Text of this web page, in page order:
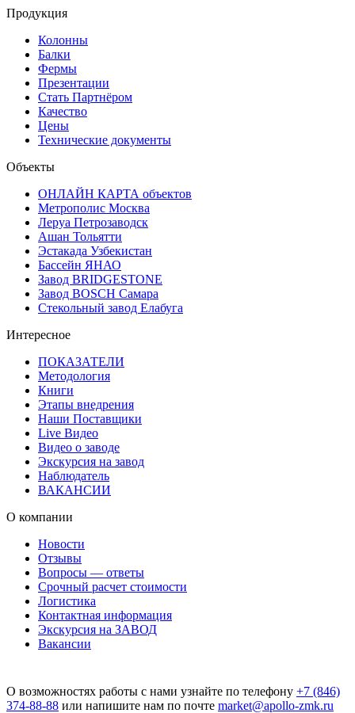
Продукция
Колонны
Балки
Фермы
Презентации
Стать Партнёром
Качество
Цены
Технические документы
Объекты
ОНЛАЙН КАРТА объектов
Метрополис Москва
Леруа Петрозаводск
Ашан Тольятти
Эстакада Узбекистан
Бассейн ЯНАО
Завод BRIDGESTONE
Завод BOSCH Самара
Стекольный завод Елабуга
Интересное
ПОКАЗАТЕЛИ
Методология
Книги
Этапы внедрения
Наши Поставщики
Live Видео
Видео о заводе
Экскурсия на завод
Наблюдатель
ВАКАНСИИ
О компании
Новости
Отзывы
Вопросы — ответы
Срочный расчет стоимости
Логистика
Контактная информация
Экскурсия на ЗАВОД
Вакансии
О возможностях работы с нами узнайте по телефону +7 (846)
374-88-88 или напишите нам по почте market@apollo-zmk.ru